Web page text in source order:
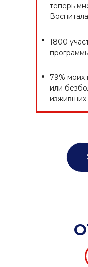
•
•
теперь
79% моих
или
1800